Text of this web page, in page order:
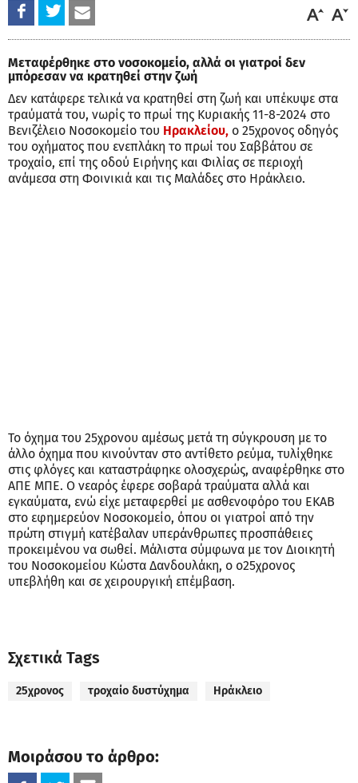
Μεταφέρθηκε στο νοσοκομείο, αλλά οι γιατροί δεν
μπόρεσαν να κρατηθεί στην ζωή
Δεν κατάφερε τελικά να κρατηθεί στη ζωή και υπέκυψε στα
τραύματά του, νωρίς το πρωί της Κυριακής 11-8-2024 στο
Βενιζέλειο Νοσοκομείο του Ηρακλείου, ο 25χρονος οδηγός
του οχήματος που ενεπλάκη το πρωί του Σαββάτου σε
τροχαίο, επί της οδού Ειρήνης και Φιλίας σε περιοχή
ανάμεσα στη Φοινικιά και τις Μαλάδες στο Ηράκλειο.
Το όχημα του 25χρονου αμέσως μετά τη σύγκρουση με το
άλλο όχημα που κινούνταν στο αντίθετο ρεύμα, τυλίχθηκε
στις φλόγες και καταστράφηκε ολοσχερώς, αναφέρθηκε στο
ΑΠΕ ΜΠΕ. Ο νεαρός έφερε σοβαρά τραύματα αλλά και
εγκαύματα, ενώ είχε μεταφερθεί με ασθενοφόρο του ΕΚΑΒ
στο εφημερεύον Νοσοκομείο, όπου οι γιατροί από την
πρώτη στιγμή κατέβαλαν υπεράνθρωπες προσπάθειες
προκειμένου να σωθεί. Μάλιστα σύμφωνα με τον Διοικητή
του Νοσοκομείου Κώστα Δανδουλάκη, ο ο25χρονος
υπεβλήθη και σε χειρουργική επέμβαση.
Σχετικά Tags
25χρονος τροχαίο δυστύχημα Ηράκλειο
Μοιράσου το άρθρο: